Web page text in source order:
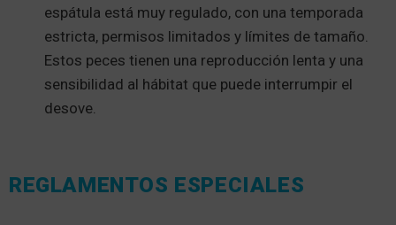
espátula está muy regulado, con una temporada
estricta, permisos limitados y límites de tamaño.
Estos peces tienen una reproducción lenta y una
sensibilidad al hábitat que puede interrumpir el
desove.
REGLAMENTOS ESPECIALES